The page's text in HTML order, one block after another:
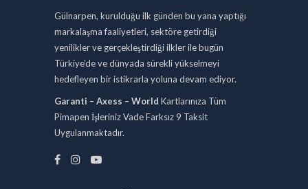
Gülnarpen, kurulduğu ilk günden bu yana yaptığı
markalaşma faaliyetleri, sektöre getirdiği
yenilikler ve gerçekleştirdiği ilkler ile bugün
Türkiye’de ve dünyada sürekli yükselmeyi
hedefleyen bir istikrarla yoluna devam ediyor.
Garanti – Axess – World Kartlarınıza Tüm
Pimapen İşleriniz Vade Farksız 9 Taksit
Uygulanmaktadır.